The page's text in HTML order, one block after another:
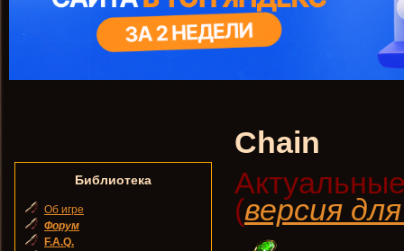
Chain
(версия
Библиотека
Об игре
Форум
F.A.Q.